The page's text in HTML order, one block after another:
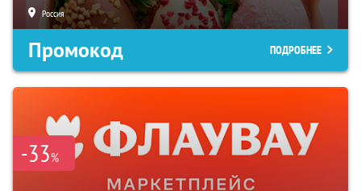
Россия
Промокод ПОДРОБНЕЕ
-33%